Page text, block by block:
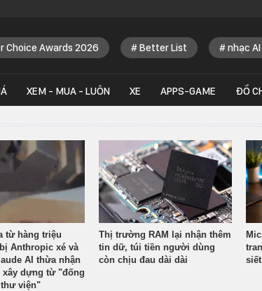
Choice Awards 2026 Better List nhạc AI
XEM - MUA - LUÔN XE APPS-GAME ĐỒ
từ hàng triệu
Anthropic xé và
AI thừa nhận
dựng từ "đống
viện"
Thị trường RAM lại nhận thêm
tin dữ, túi tiền người dùng
còn chịu đau dài dài